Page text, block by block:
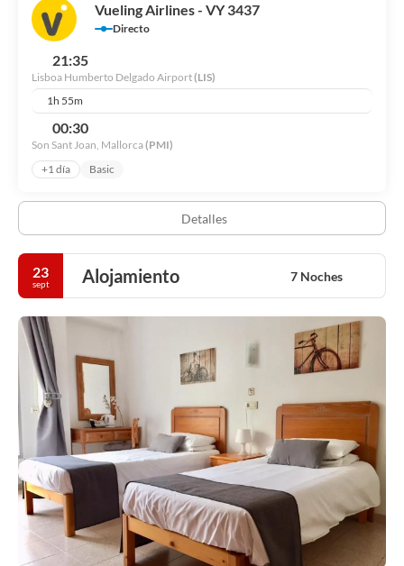
Vueling Airlines - VY 3437
Directo
21:35
Lisboa Humberto Delgado Airport(LIS)
1h 55m
00:30
Son Sant Joan, Mallorca(PMI)
+1 día
Basic
Detalles
23
sept Alojamiento 7 Noches